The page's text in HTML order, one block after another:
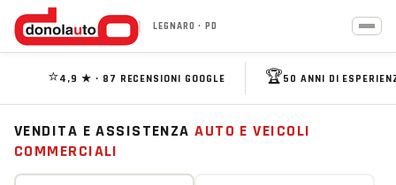
LEGNARO · PD
⭐4,9 ★ · 87 RECENSIONI GOOGLE 🏆50 ANNI DI
VENDITA E ASSISTENZAAUTO E VEICOLI
COMMERCIALI